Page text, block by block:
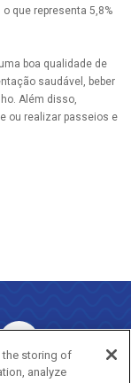
que representa 5,8%
boa qualidade de
saudável, beber
Além disso,
ou realizar passeios e
the storing of
analyze